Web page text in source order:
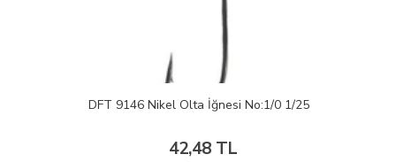
DFT 9146 Nikel Olta İğnesi No:1/0 1/25
42,48 TL